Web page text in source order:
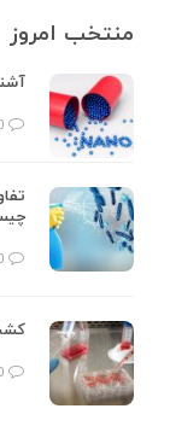
منتخب امروز